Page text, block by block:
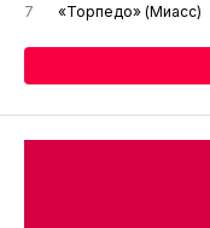
7
«Торпедо» (Миасс)